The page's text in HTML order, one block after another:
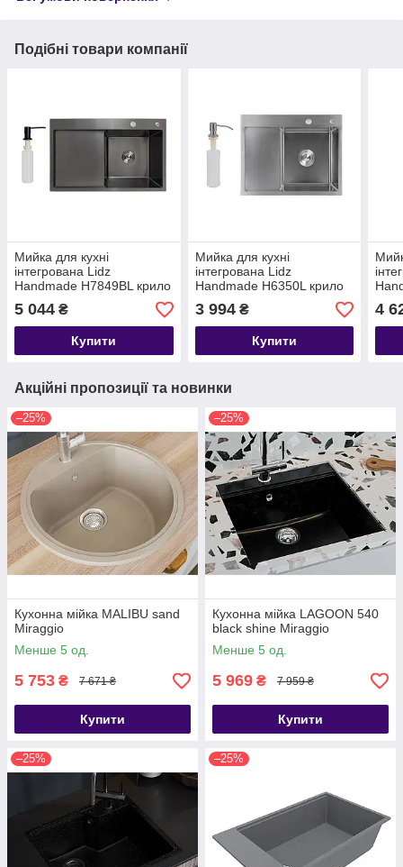
Подібні товари компанії
Мийка для кухні
інтегрована Lidz
Handmade H7849BL крило
зліва
(LDH6545BPVD43623)
Brushed Black PVD 3,0/1,0
5 044 ₴
Купити
Мийка для кухні
інтегрована Lidz
Handmade H6350L крило
зліва
(LDH6350BRUL45588)
Brushed Steel 3,0/1,0 мм
3 994₴
Купити
4
Акційні пропозиції та новинки
–25%
Кухонна мійка MALIBU sand
Miraggio
Менше 5 од.
5 753 ₴ 7 671 ₴
Купити
–25%
Кухонна мійка LAGOON 540
black shine Miraggio
Менше 5 од.
5 969 ₴ 7 959 ₴
Купити
–25% –25%